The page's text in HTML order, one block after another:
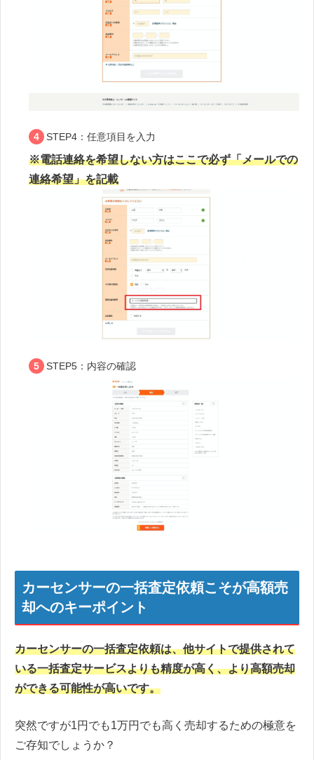
STEP4：任意項目を入力
※電話連絡を希望しない方はここで必ず「メールでの
連絡希望」を記載
STEP5：内容の確認
カーセンサーの一括査定依頼こそが高額売
却へのキーポイント
カーセンサーの一括査定依頼は、他サイトで提供されて
いる一括査定サービスよりも精度が高く、より高額売却
ができる可能性が高いです。
突然ですが1円でも1万円でも高く売却するための極意を
ご存知でしょうか？